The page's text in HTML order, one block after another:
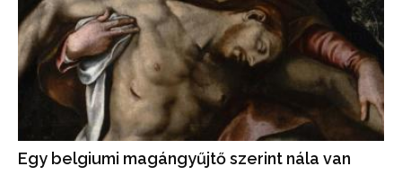
Egy belgiumi magángyűjtő szerint nála van